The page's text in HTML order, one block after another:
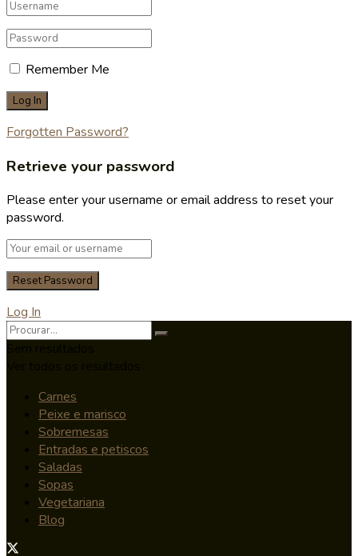
Remember Me
Forgotten Password?
Retrieve your password
Please enter your username or email address to reset your
password.
Log In
Carnes
Peixe e marisco
Sobremesas
Entradas e petiscos
Saladas
Sopas
Vegetariana
Blog